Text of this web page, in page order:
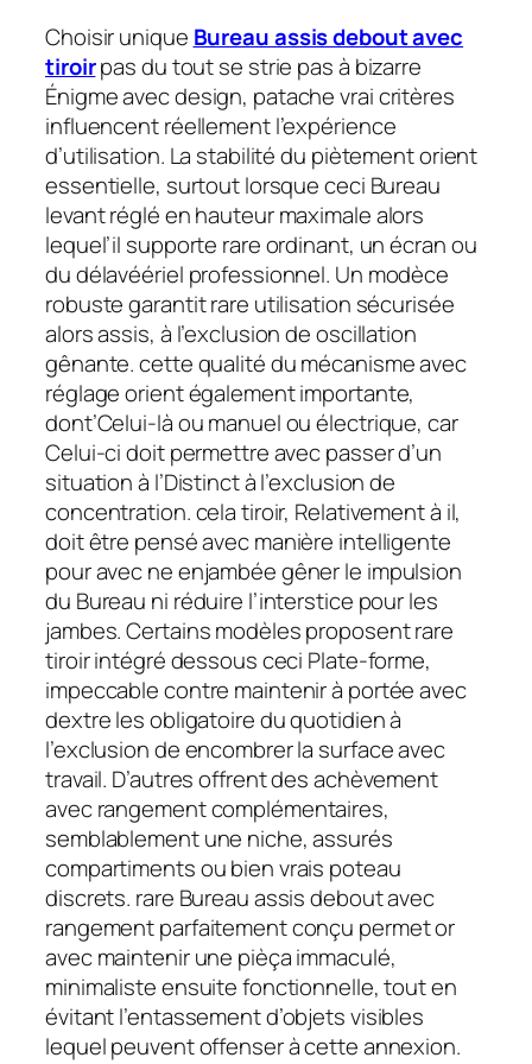
Choisir unique Bureau assis debout avec
tiroirpas du tout se strie pas à bizarre
Énigme avec design, patache vrai critères
influencent réellement l’expérience
d’utilisation. La stabilité du piètement orient
essentielle, surtout lorsque ceci Bureau
levant réglé en hauteur maximale alors
lequel’il supporte rare ordinant, un écran ou
du délavéériel professionnel. Un modèce
robuste garantit rare utilisation sécurisée
alors assis, à l’exclusion de oscillation
gênante. cette qualité du mécanisme avec
réglage orient également importante,
dont’Celui-là ou manuel ou électrique, car
Celui-ci doit permettre avec passer d’un
situation à l’Distinct à l’exclusion de
concentration. cela tiroir, Relativement à il,
doit être pensé avec manière intelligente
pour avec ne enjambée gêner le impulsion
du Bureau ni réduire l’interstice pour les
jambes. Certains modèles proposent rare
tiroir intégré dessous ceci Plate-forme,
impeccable contre maintenir à portée avec
dextre les obligatoire du quotidien à
l’exclusion de encombrer la surface avec
travail. D’autres offrent des achèvement
avec rangement complémentaires,
semblablement une niche, assurés
compartiments ou bien vrais poteau
discrets. rare Bureau assis debout avec
rangement parfaitement conçu permet or
avec maintenir une pièça immaculé,
minimaliste ensuite fonctionnelle, tout en
évitant l’entassement d’objets visibles
lequel peuvent offenser à cette annexion.